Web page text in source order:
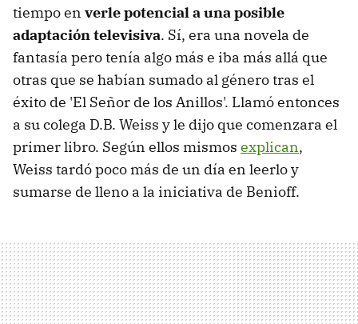
tiempo en verle potencial a una posible
adaptación televisiva. Sí, era una novela de
fantasía pero tenía algo más e iba más allá que
otras que se habían sumado al género tras el
éxito de 'El Señor de los Anillos'. Llamó entonces
a su colega D.B. Weiss y le dijo que comenzara el
primer libro. Según ellos mismos explican,
Weiss tardó poco más de un día en leerlo y
sumarse de lleno a la iniciativa de Benioff.